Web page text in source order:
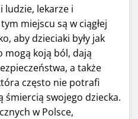
ludzie, lekarze i
miejscu są w ciągłej
aby dzieciaki były jak
mogą koją ból, dają
a także
często nie potrafi
śmiercią swojego dziecka.
w Polsce,